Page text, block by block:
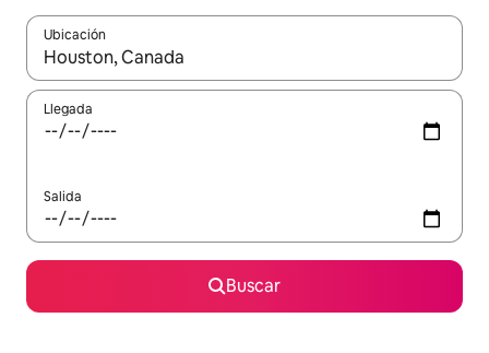
Ubicación
Cuando los resultados estén disponibles, podrás navegar
Llegada
Salida
Buscar